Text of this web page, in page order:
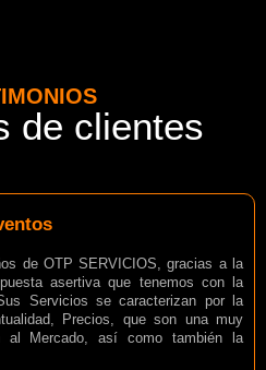
de clientes
de OTP SERVICIOS, gracias a la
asertiva que tenemos con la
Servicios se caracterizan por la
Precios, que son una muy
al Mercado, así como también la